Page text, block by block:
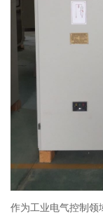
作为工业电气控制领